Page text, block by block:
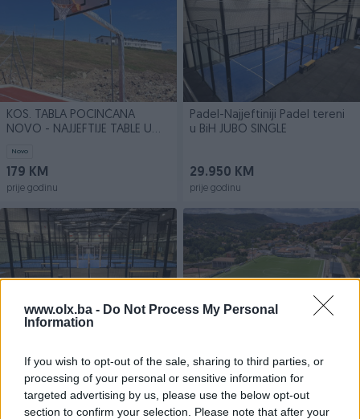
www.olx.ba - Do Not Process My Personal
Information
If you wish to opt-out of the sale, sharing to third parties, or
processing of your personal or sensitive information for
targeted advertising by us, please use the below opt-out
section to confirm your selection. Please note that after your
KOS. TABLA POCINČANA
NOVO - NAJJEFTIJE TABLE U
Novo
179 KM
prije godinu
Padel-Najjeftiniji Padel tereni
u BiH JUBO SINGLE
29.950 KM
prije godinu
u BiH
Novo
41.200 KM 51 KM